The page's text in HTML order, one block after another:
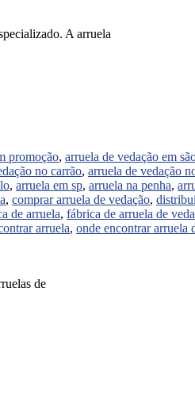
A arruela
promoção, arruela de vedação em
no carrão, arruela de vedação
, arruela em sp, arruela na penha,
, comprar arruela de vedação,
de arruela, fábrica de arruela de
arruela, onde encontrar arruela
de